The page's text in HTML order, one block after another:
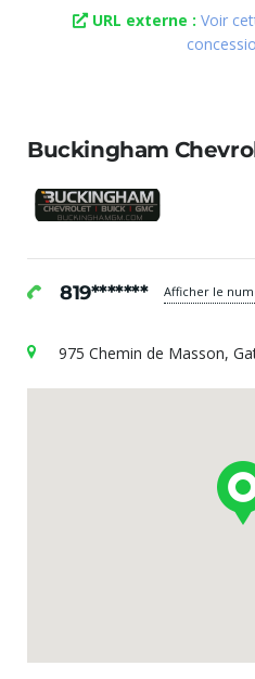
URL externe : Voir
Buckingham
819******* Afficher le
975 Chemin de Masson,